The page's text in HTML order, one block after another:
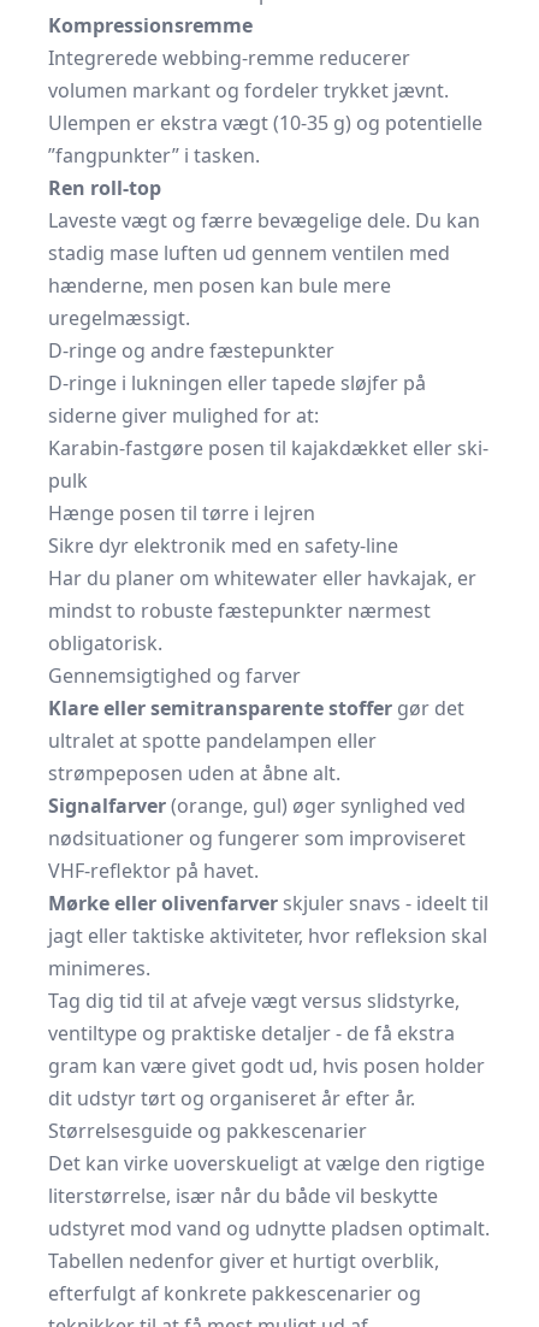
Kompressionsremme
Integrerede webbing-remme reducerer
volumen markant og fordeler trykket jævnt.
Ulempen er ekstra vægt (10-35 g) og potentielle
”fangpunkter” i tasken.
Ren roll-top
Laveste vægt og færre bevægelige dele. Du kan
stadig mase luften ud gennem ventilen med
hænderne, men posen kan bule mere
uregelmæssigt.
D-ringe og andre fæstepunkter
D-ringe i lukningen eller tapede sløjfer på
siderne giver mulighed for at:
Karabin-fastgøre posen til kajakdækket eller ski-
pulk
Hænge posen til tørre i lejren
Sikre dyr elektronik med en safety-line
Har du planer om whitewater eller havkajak, er
mindst to robuste fæstepunkter nærmest
obligatorisk.
Gennemsigtighed og farver
Klare eller semitransparente stoffer gør det
ultralet at spotte pandelampen eller
strømpeposen uden at åbne alt.
Signalfarver(orange, gul) øger synlighed ved
nødsituationer og fungerer som improviseret
VHF-reflektor på havet.
Mørke eller olivenfarver skjuler snavs - ideelt til
jagt eller taktiske aktiviteter, hvor refleksion skal
minimeres.
Tag dig tid til at afveje vægt versus slidstyrke,
ventiltype og praktiske detaljer - de få ekstra
gram kan være givet godt ud, hvis posen holder
dit udstyr tørt og organiseret år efter år.
Størrelsesguide og pakkescenarier
Det kan virke uoverskueligt at vælge den rigtige
literstørrelse, især når du både vil beskytte
udstyret mod vand og udnytte plad­sen optimalt.
Tabellen nedenfor giver et hurtigt overblik,
efterfulgt af konkrete pakkescenarier og